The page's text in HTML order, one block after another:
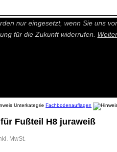
Ihnen ein besseres und
nur eingesetzt, wenn Sie uns
für die Zukunft widerrufen.
Fachbodenauflagen
Fußteil H8 juraweiß
MwSt.